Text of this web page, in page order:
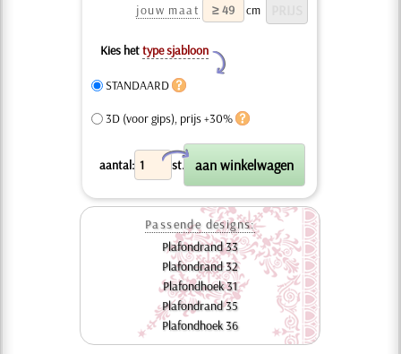
jouw maat
cm
Kies hettype sjabloon
Y
STANDAARD
3D (voor gips), prijs +30%
aantal: st.
X
Passende designs:
Plafondrand 33
Plafondrand 32
Plafondhoek 31
Plafondrand 35
Plafondhoek 36